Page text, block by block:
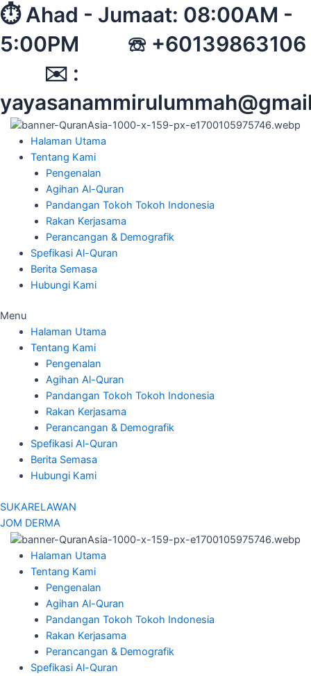
Skip
to
content
⏱︎ Ahad - Jumaat: 08:00AM -
5:00PM ☏ +60139863106
✉︎ :
Halaman Utama
Tentang Kami
Pengenalan
Agihan Al-Quran
Pandangan Tokoh Tokoh Indonesia
Rakan Kerjasama
Perancangan & Demografik
Spefikasi Al-Quran
Berita Semasa
Hubungi Kami
Menu
Halaman Utama
Tentang Kami
Pengenalan
Agihan Al-Quran
Pandangan Tokoh Tokoh Indonesia
Rakan Kerjasama
Perancangan & Demografik
Spefikasi Al-Quran
Berita Semasa
Hubungi Kami
SUKARELAWAN
JOM DERMA
Halaman Utama
Tentang Kami
Pengenalan
Agihan Al-Quran
Pandangan Tokoh Tokoh Indonesia
Rakan Kerjasama
Perancangan & Demografik
Spefikasi Al-Quran